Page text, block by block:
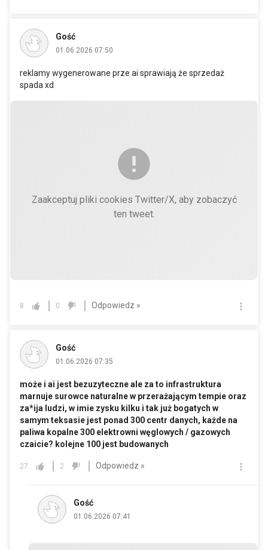
Gość
01.06.2026 07:50
reklamy wygenerowane prze ai sprawiają że sprzedaż
spada xd
Zaakceptuj pliki cookies Twitter/X, aby zobaczyć
ten tweet.
8 0 Odpowiedz »
Gość
01.06.2026 07:35
może i ai jest bezuzyteczne ale za to infrastruktura
marnuje surowce naturalne w przerażającym tempie oraz
za*ija ludzi, w imie zysku kilku i tak już bogatych w
samym teksasie jest ponad 300 centr danych, każde na
paliwa kopalne 300 elektrowni węglowych / gazowych
czaicie? kolejne 100 jest budowanych
27 2 Odpowiedz »
Gość
01.06.2026 07:41